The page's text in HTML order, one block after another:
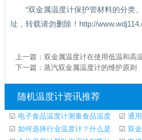
“双金属温度计保护管材料的分类
址，转载请勿删除！http://
上一篇： 双金属温度计在使用低温和高
下一篇： 蒸汽双金属温度计的维护原则
随机温度计资讯推荐
☑ 电子食品温度计测量食品温度
如何合适？
☑ 通
☑ 如何选择行业温度计？什么是
☑ 双